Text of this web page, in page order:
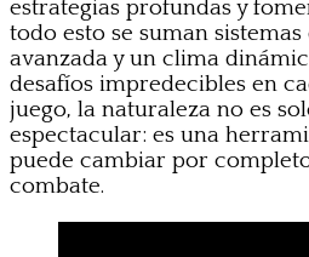
estrategias profundas y
todo esto se suman
avanzada y un clima
desafíos impredecibles en
juego, la naturaleza no es
espectacular: es una
puede cambiar por
combate.